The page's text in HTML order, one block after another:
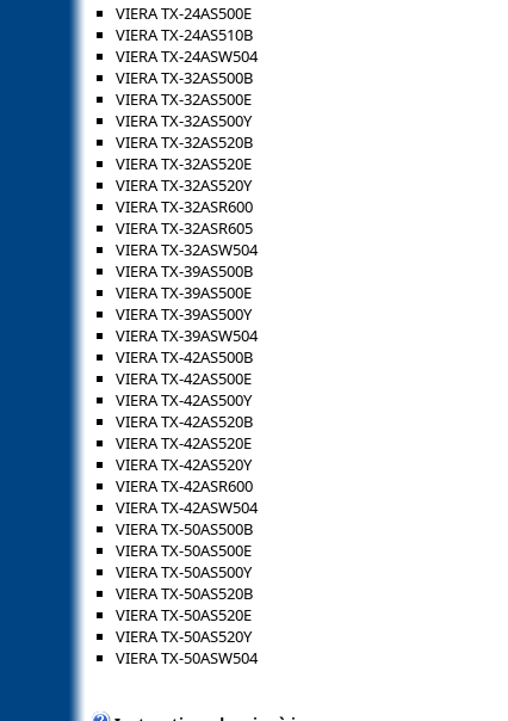
VIERA TX-24AS500E
VIERA TX-24AS510B
VIERA TX-24ASW504
VIERA TX-32AS500B
VIERA TX-32AS500E
VIERA TX-32AS500Y
VIERA TX-32AS520B
VIERA TX-32AS520E
VIERA TX-32AS520Y
VIERA TX-32ASR600
VIERA TX-32ASR605
VIERA TX-32ASW504
VIERA TX-39AS500B
VIERA TX-39AS500E
VIERA TX-39AS500Y
VIERA TX-39ASW504
VIERA TX-42AS500B
VIERA TX-42AS500E
VIERA TX-42AS500Y
VIERA TX-42AS520B
VIERA TX-42AS520E
VIERA TX-42AS520Y
VIERA TX-42ASR600
VIERA TX-42ASW504
VIERA TX-50AS500B
VIERA TX-50AS500E
VIERA TX-50AS500Y
VIERA TX-50AS520B
VIERA TX-50AS520E
VIERA TX-50AS520Y
VIERA TX-50ASW504